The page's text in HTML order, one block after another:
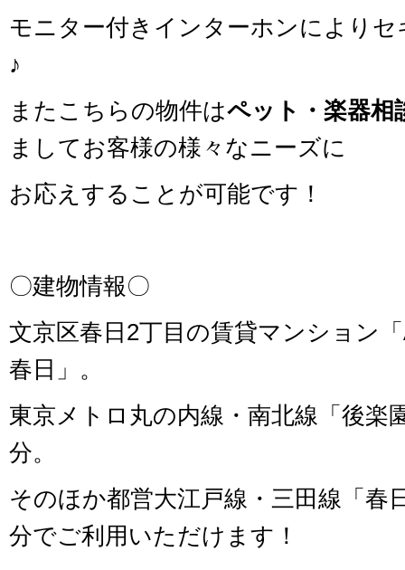
モニター付きインターホンにより
♪
またこちらの物件はペット・楽器相
ましてお客様の様々なニーズに
お応えすることが可能です！
〇建物情報〇
文京区春日2丁目の賃貸マンション
春日」。
東京メトロ丸の内線・南北線「後楽
分。
そのほか都営大江戸線・三田線「春
分でご利用いただけます！